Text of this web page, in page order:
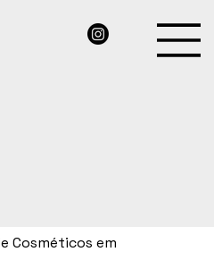
Cosméticos em